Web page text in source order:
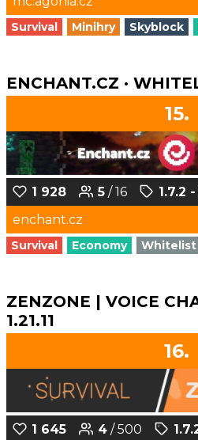
Survival Minihry Skyblock
ENCHANT.CZ ·
15.
1 928 5 / 16
1.7.2
enchant.cz
Survival Economy Whitelist
ZENZONE | VOICE
1.21.11
16.
1 645 4 / 500